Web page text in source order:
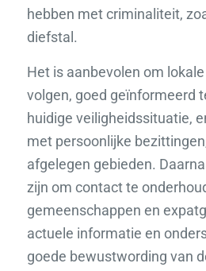
hebben met criminaliteit,
diefstal.
Het is aanbevolen om
volgen, goed geïnformeerd
huidige veiligheidssituatie,
met persoonlijke
afgelegen gebieden.
zijn om contact te
gemeenschappen en
actuele informatie en
goede bewustwording van